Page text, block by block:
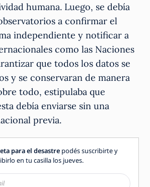
humana. Luego, se debía
a confirmar el
independiente y notificar a
como las Naciones
que todos los datos se
y se conservaran de manera
todo, estipulaba que
debía enviarse sin una
previa.
para el desastre podés suscribirte y
en tu casilla los jueves.